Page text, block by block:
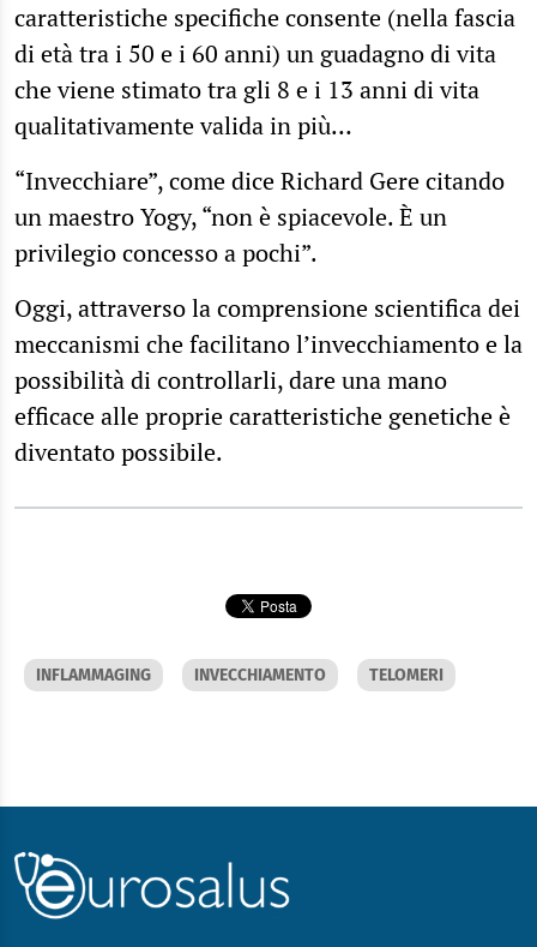
caratteristiche specifiche consente (nella fascia
di età tra i 50 e i 60 anni) un guadagno di vita
che viene stimato tra gli 8 e i 13 anni di vita
qualitativamente valida in più…
“Invecchiare”, come dice Richard Gere citando
un maestro Yogy, “non è spiacevole. È un
privilegio concesso a pochi”.
Oggi, attraverso la comprensione scientifica dei
meccanismi che facilitano l’invecchiamento e la
possibilità di controllarli, dare una mano
efficace alle proprie caratteristiche genetiche è
diventato possibile.
INFLAMMAGING INVECCHIAMENTO TELOMERI